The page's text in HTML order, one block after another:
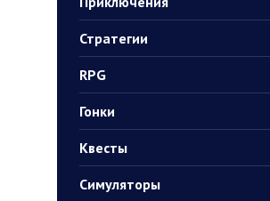
Стратегии
RPG
Гонки
Квесты
Симуляторы